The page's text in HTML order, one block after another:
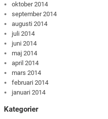
oktober 2014
september 2014
augusti 2014
juli 2014
juni 2014
maj 2014
april 2014
mars 2014
februari 2014
januari 2014
Kategorier